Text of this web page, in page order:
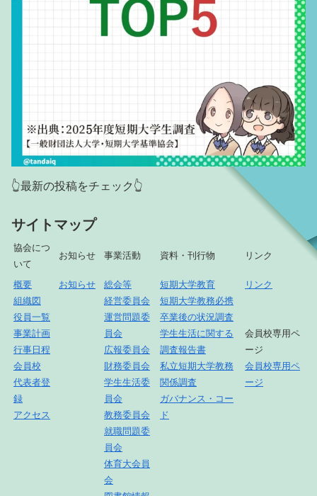
👆最新の投稿をチェック👆
サイトマップ
協会につ
いて
お知らせ 事業活動 資料・刊行物 リンク
概要
組織図
役員一覧
事業計画
行事日程
会員校
代表者登
録
アクセス
お知らせ
総会等
経営委員会
運営問題委
員会
広報委員会
財務委員会
学生生活委
員会
教務委員会
就職問題委
員会
体育大会員
会
短期大学教育
短期大学教務必携
卒業後の状況調査
学生生活に関する
調査報告書
私立短期大学教務
関係調査
ガバナンス・コー
ド
リンク
会員校専用ペ
ージ
会員校専用ペ
ージ